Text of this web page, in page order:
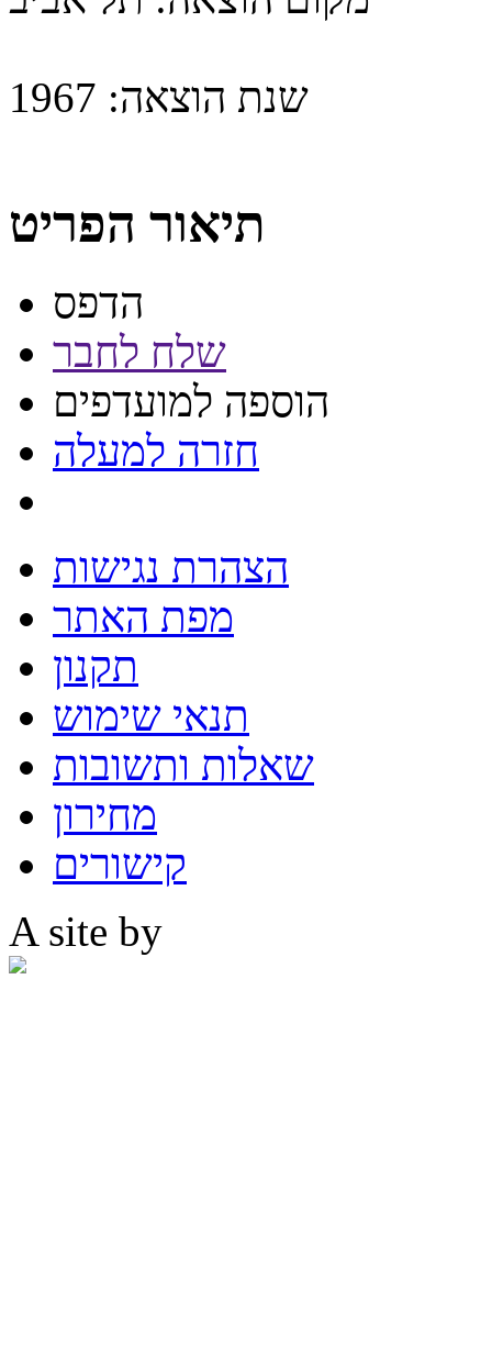
שנת הוצאה: 1967
תיאור הפריט
הדפס
שלח לחבר
הוספה למועדפים
חזרה למעלה
הצהרת נגישות
מפת האתר
תקנון
תנאי שימוש
שאלות ותשובות
מחירון
קישורים
A site by